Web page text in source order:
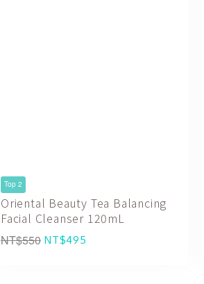
Top 2
Oriental Beauty Tea Balancing
Facial Cleanser 120mL
NT$550 NT$495